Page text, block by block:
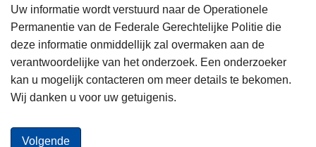
Uw informatie wordt verstuurd naar de Operationele
Permanentie van de Federale Gerechtelijke Politie die
deze informatie onmiddellijk zal overmaken aan de
verantwoordelijke van het onderzoek. Een onderzoeker
kan u mogelijk contacteren om meer details te bekomen.
Wij danken u voor uw getuigenis.